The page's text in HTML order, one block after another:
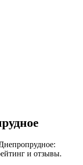
и отзывы.